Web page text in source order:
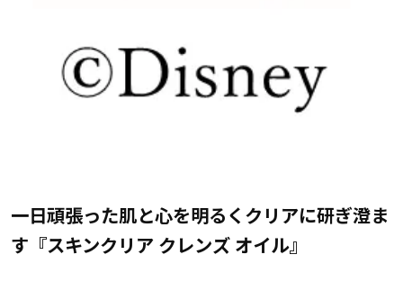
一日頑張った肌と心を明るくクリアに研ぎ澄ま
す『スキンクリア クレンズ オイル』